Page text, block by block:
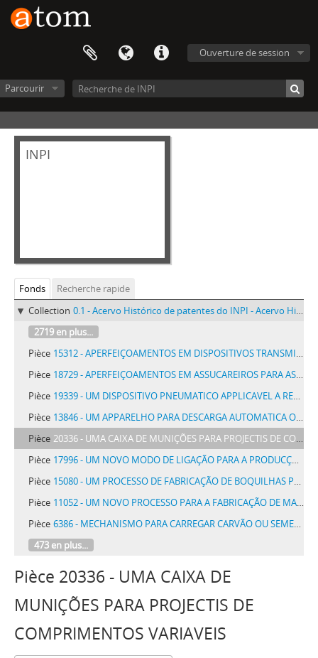
Ouverture de session
Parcourir
INPI
Fonds
Recherche rapide
Collection 0.1 - Acervo Histórico de patentes do INPI - Acervo Histórico de patentes do INPI
2719 en plus...
Pièce 15312 - APERFEIÇOAMENTOS EM DISPOSITIVOS TRANSMISSORES DE FORÇA
Pièce 18729 - APERFEIÇOAMENTOS EM ASSUCAREIROS PARA ASSUCAR EM PÓ, OU EM QUEESQUER OUTROS RECIPIENTES PARA SUBSTANCIAS EM PÓ
Pièce 19339 - UM DISPOSITIVO PNEUMATICO APPLICAVEL A RECEPTORES TELEPHONICOS COM O FIM DE ABAFAR RUIDOS EXTERIORES
Pièce 13846 - UM APPARELHO PARA DESCARGA AUTOMATICA OU PROVOCADA DE UM LIQUIDO DESINFECTANTE DE UMA CAIXA DE LAVAGEM DE LATRINAS OU SEMELHANTES
Pièce 20336 - UMA CAIXA DE MUNIÇÕES PARA PROJECTIS DE COMPRIMENTOS VARIAVEIS
Pièce 17996 - UM NOVO MODO DE LIGAÇÃO PARA A PRODUCÇÃO DE OSCILLAÇÕES ELECTRICAS COM TUBOS DE VACUO
Pièce 15080 - UM PROCESSO DE FABRICAÇÃO DE BOQUILHAS PARA CHARUTOS, CIGARROS E SEMELHANTES
Pièce 11052 - UM NOVO PROCESSO PARA A FABRICAÇÃO DE MATERIAS CORANTES AMARELLAS E CASTANHAS PARA TINGIR ALGODÃO E PARA TINGIR LÂ
Pièce 6386 - MECHANISMO PARA CARREGAR CARVÃO OU SEMELHANTE
473 en plus...
Pièce 20336 - UMA CAIXA DE
MUNIÇÕES PARA PROJECTIS DE
COMPRIMENTOS VARIAVEIS